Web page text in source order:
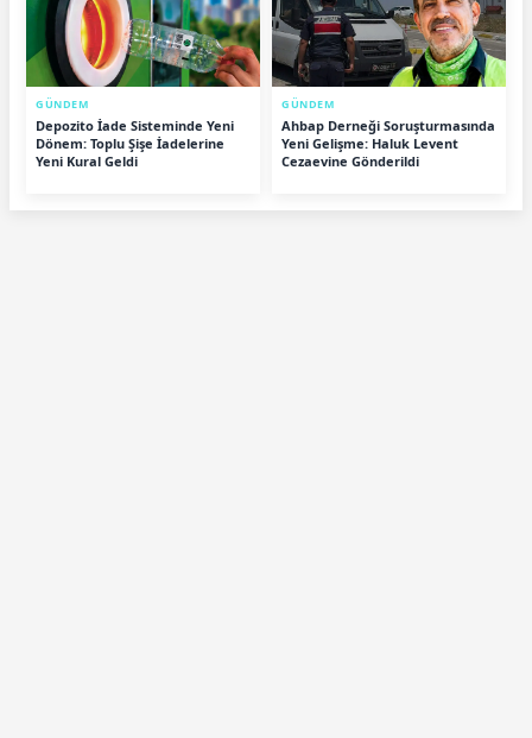
GÜNDEM
Depozito İade Sisteminde Yeni
Dönem: Toplu Şişe İadelerine
Yeni Kural Geldi
GÜNDEM
Ahbap Derneği Soruşturmasında
Yeni Gelişme: Haluk Levent
Cezaevine Gönderildi